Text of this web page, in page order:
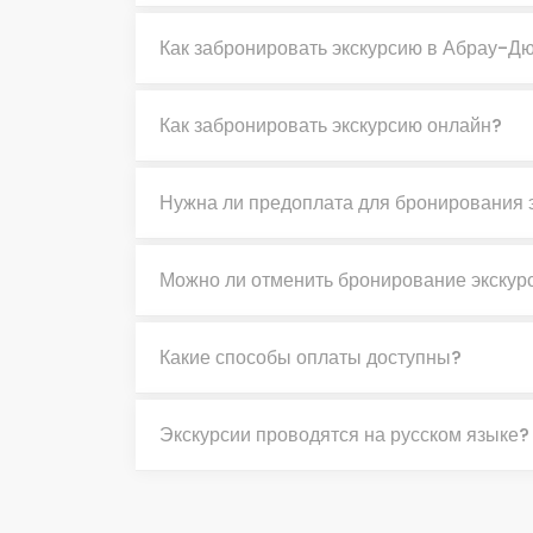
Как забронировать экскурсию в Абрау-
Как забронировать экскурсию онлайн?
Нужна ли предоплата для бронирования
Можно ли отменить бронирование
Какие способы оплаты доступны?
Экскурсии проводятся на русском языке?